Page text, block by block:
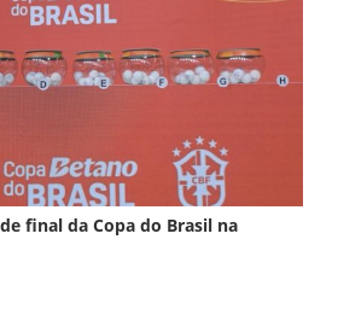
final da Copa do Brasil na